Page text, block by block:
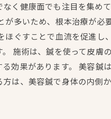
く健康面でも注目を集めて
多いため、根本治療が必
ぐすことで血流を促進し
施術は、鍼を使って皮膚
効果があります。 美容鍼
は、美容鍼で身体の内側